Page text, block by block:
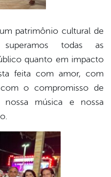
patrimônio cultural de
todas as
quanto em impacto
feita com amor, com
o compromisso de
nossa música e nossa